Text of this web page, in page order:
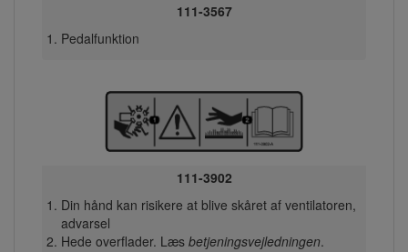
111-3567
Pedalfunktion
111-3902
Din hånd kan risikere at blive skåret af ventilatoren,
advarsel
Hede overflader. Læs betjeningsvejledningen.